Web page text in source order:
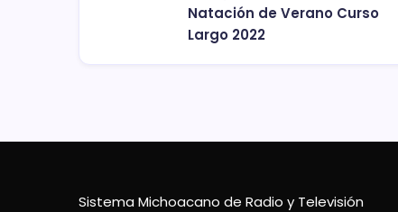
Natación de Verano Curso
Largo 2022
Sistema Michoacano de Radio y Televisión